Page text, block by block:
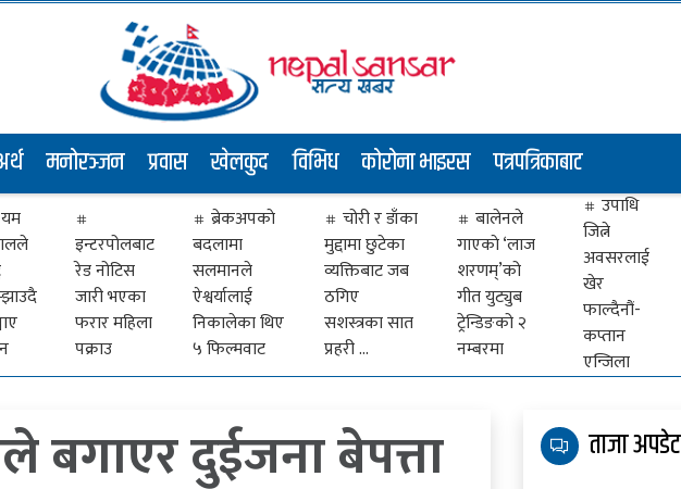
मनोरञ्जन प्रवास खेलकुद विभिध कोरोना भाइरस पत्रपत्रिकाबाट
यम
इन्टरपोलबाट
रेड नोटिस
जारी भएका
फरार महिला
पक्राउ
ब्रेकअपकाे
बदलामा
सलमानले
ऐश्वर्यालाई
निकालेका थिए
५ फिल्मवाट
चोरी र डाँका
मुद्दामा छुटेका
व्यक्तिबाट जब
ठगिए
सशस्त्रका सात
प्रहरी …
बालेनले
गाएकाे ‘लाज
शरणम्’को
गीत युट्युब
ट्रेन्डिङको २
नम्बरमा
उपाधि
जित्ने
अवसरलाई
खेर
फाल्दैनौं-
कप्तान
एन्जिला
दुईजना बेपत्ता ताजा अपडेट